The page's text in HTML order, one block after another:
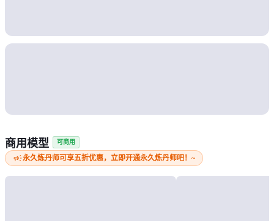
商用模型 可商用
campaign永久炼丹师可享五折优惠，立即开通永久炼丹师吧！~